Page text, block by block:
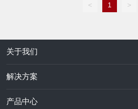
< 1 >
关于我们
解决方案
产品中心